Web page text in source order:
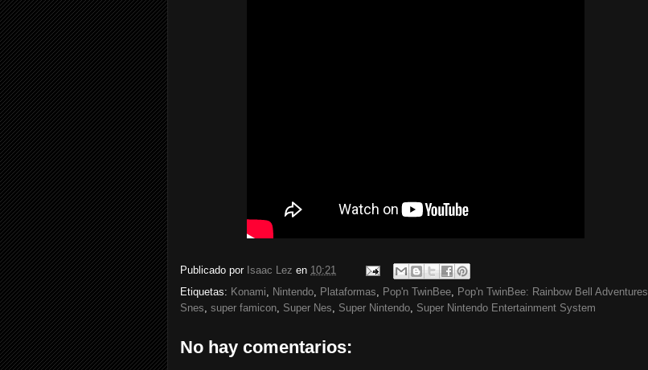
Publicado por Isaac Lez en 10:21
Etiquetas: Konami, Nintendo, Plataformas, Pop'n TwinBee, Pop'n TwinBee: Rainbow Bell Adventures
Snes, super famicon, Super Nes, Super Nintendo, Super Nintendo Entertainment System
No hay comentarios: